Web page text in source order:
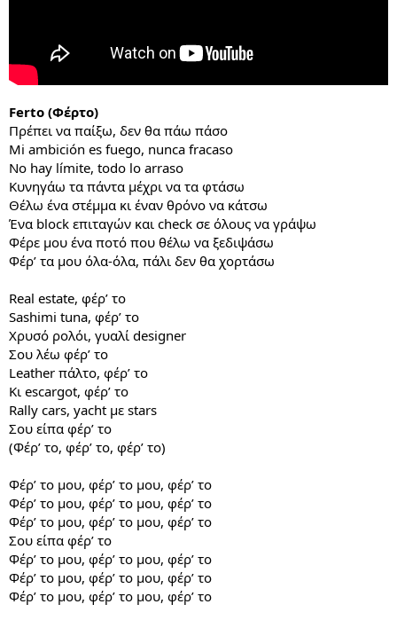
Ferto (Φέρτο)
Πρέπει να παίξω, δεν θα πάω πάσο
Mi ambición es fuego, nunca fracaso
No hay límite, todo lo arraso
Κυνηγάω τα πάντα μέχρι να τα φτάσω
Θέλω ένα στέμμα κι έναν θρόνο να κάτσω
Ένα block επιταγών και check σε όλους να γράψω
Φέρε μου ένα ποτό που θέλω να ξεδιψάσω
Φέρ’ τα μου όλα-όλα, πάλι δεν θα χορτάσω
Real estate, φέρ’ το
Sashimi tuna, φέρ’ το
Χρυσό ρολόι, γυαλί designer
Σου λέω φέρ’ το
Leather πάλτο, φέρ’ το
Κι escargot, φέρ’ το
Rally cars, yacht με stars
Σου είπα φέρ’ το
(Φέρ’ το, φέρ’ το, φέρ’ το)
Φέρ’ το μου, φέρ’ το μου, φέρ’ το
Φέρ’ το μου, φέρ’ το μου, φέρ’ το
Φέρ’ το μου, φέρ’ το μου, φέρ’ το
Σου είπα φέρ’ το
Φέρ’ το μου, φέρ’ το μου, φέρ’ το
Φέρ’ το μου, φέρ’ το μου, φέρ’ το
Φέρ’ το μου, φέρ’ το μου, φέρ’ το